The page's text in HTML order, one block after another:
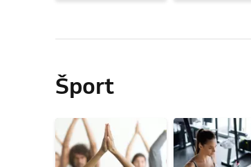
Šport